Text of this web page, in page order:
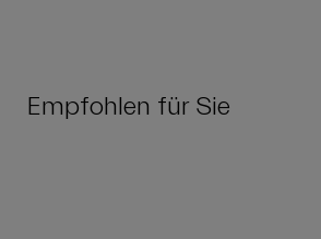
Empfohlen für Sie